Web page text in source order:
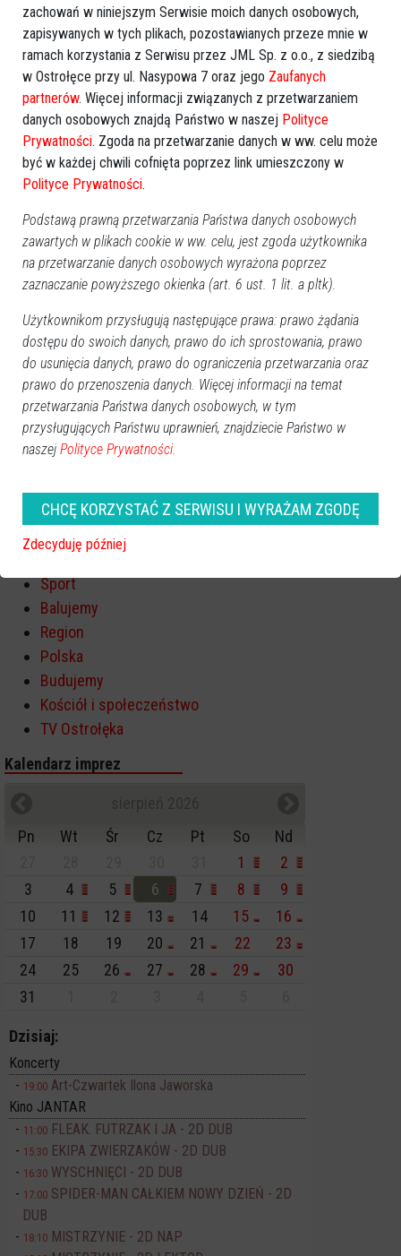
Tak pomaga Mazowsze! Żeranianki z nowym
wyposażeniem kuchni. "To ogromne
wsparcie"
2025-11-10 13:09
Kategorie
Ostrołęka
Sport
Balujemy
Region
Polska
Budujemy
Kościół i społeczeństwo
TV Ostrołęka
Kalendarz imprez
Pn
Wt Śr Cz Pt So
Nd
1
2
3
4 5 6 7 8
9
10
11 12 13 14 15
16
17
18 19 20 21 22
23
24
25 26 27 28 29
30
31
Dzisiaj:
Koncerty
19:00 Art-Czwartek Ilona Jaworska
Kino JANTAR
11:00 FLEAK. FUTRZAK I JA - 2D DUB
15:30 EKIPA ZWIERZAKÓW - 2D DUB
16:30 WYSCHNIĘCI - 2D DUB
17:00 SPIDER-MAN CAŁKIEM NOWY DZIEŃ - 2D
DUB
18:10 MISTRZYNIE - 2D NAP
zachowań w niniejszym Serwisie moich danych osobowych,
zapisywanych w tych plikach, pozostawianych przeze mnie w
ramach korzystania z Serwisu przez JML Sp. z o.o., z siedzibą
w Ostrołęce przy ul. Nasypowa 7 oraz jego Zaufanych
partnerów. Więcej informacji związanych z przetwarzaniem
danych osobowych znajdą Państwo w naszej Polityce
Prywatności. Zgoda na przetwarzanie danych w ww. celu może
być w każdej chwili cofnięta poprzez link umieszczony w
Polityce Prywatności.
Podstawą prawną przetwarzania Państwa danych osobowych
zawartych w plikach cookie w ww. celu, jest zgoda użytkownika
na przetwarzanie danych osobowych wyrażona poprzez
zaznaczanie powyższego okienka (art. 6 ust. 1 lit. a pltk).
Użytkownikom przysługują następujące prawa: prawo żądania
dostępu do swoich danych, prawo do ich sprostowania, prawo
do usunięcia danych, prawo do ograniczenia przetwarzania oraz
prawo do przenoszenia danych. Więcej informacji na temat
przetwarzania Państwa danych osobowych, w tym
przysługujących Państwu uprawnień, znajdziecie Państwo w
naszej Polityce Prywatności.
CHCĘ KORZYSTAĆ Z SERWISU I WYRAŻAM ZGODĘ
Zdecyduję później